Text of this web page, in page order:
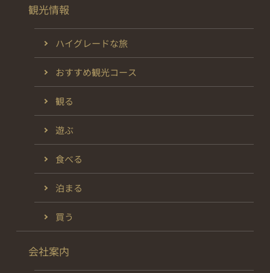
観光情報
ハイグレードな旅
おすすめ観光コース
観る
遊ぶ
食べる
泊まる
買う
会社案内